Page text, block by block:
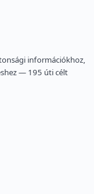
információkhoz,
— 195 úti célt